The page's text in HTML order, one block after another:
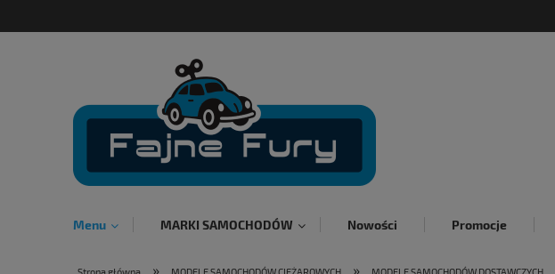
Menu MARKI SAMOCHODÓW Nowości Promocje
» »